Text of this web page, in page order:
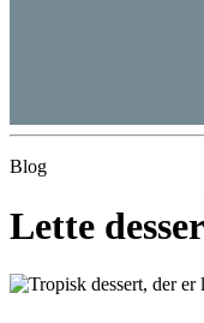
Blog
Lette